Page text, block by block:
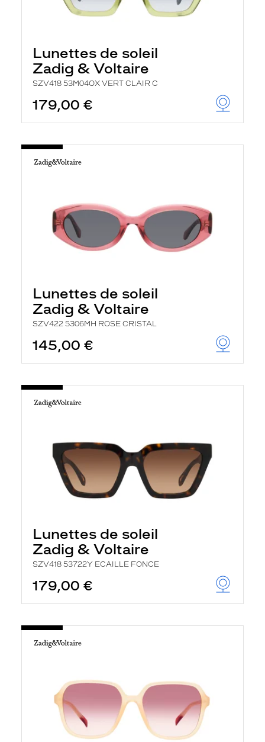
Lunettes de soleil
Zadig & Voltaire
SZV418 53M04OX VERT CLAIR C
179,00 €
Lunettes de soleil
Zadig & Voltaire
SZV422 5306MH ROSE CRISTAL
145,00 €
Lunettes de soleil
Zadig & Voltaire
SZV418 53722Y ECAILLE FONCE
179,00 €